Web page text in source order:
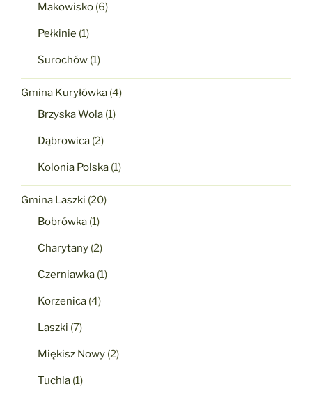
Makowisko (6)
Pełkinie (1)
Surochów (1)
Gmina Kuryłówka (4)
Brzyska Wola (1)
Dąbrowica (2)
Kolonia Polska (1)
Gmina Laszki (20)
Bobrówka (1)
Charytany (2)
Czerniawka (1)
Korzenica (4)
Laszki (7)
Miękisz Nowy (2)
Tuchla (1)